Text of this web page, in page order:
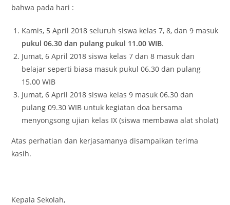
bahwa pada hari :
Kamis, 5 April 2018 seluruh siswa kelas 7, 8, dan 9 masuk
pukul 06.30 dan pulang pukul 11.00 WIB.
Jumat, 6 April 2018 siswa kelas 7 dan 8 masuk dan
belajar seperti biasa masuk pukul 06.30 dan pulang
15.00 WIB
Jumat, 6 April 2018 siswa kelas 9 masuk 06.30 dan
pulang 09.30 WIB untuk kegiatan doa bersama
menyongsong ujian kelas IX (siswa membawa alat sholat)
Atas perhatian dan kerjasamanya disampaikan terima
kasih.
Kepala Sekolah,